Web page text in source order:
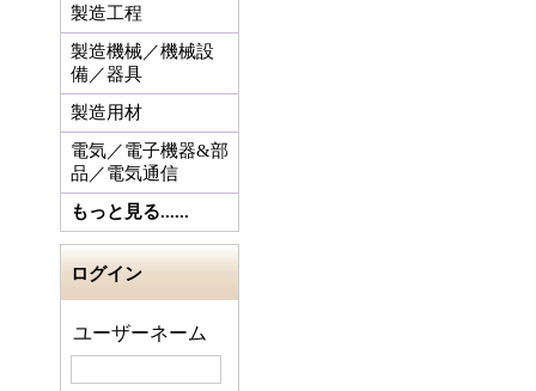
製造工程
製造機械／機械設
備／器具
製造用材
電気／電子機器&部
品／電気通信
もっと見る......
ログイン
ユーザーネーム